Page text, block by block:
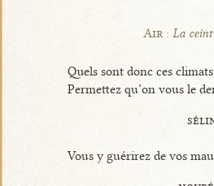
Air : La
Quels sont donc ces
Permettez qu’on vous le
Vous y guérirez de vos